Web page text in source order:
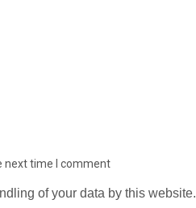
next time I comment
of your data by this website.